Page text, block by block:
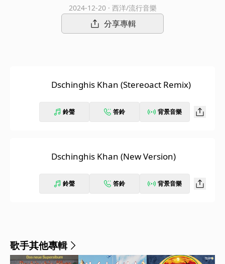
2024-12-20 · 西洋/流行音樂
分享專輯
Dschinghis Khan (Stereoact Remix)
鈴聲 答鈴 背景音樂
Dschinghis Khan (New Version)
鈴聲 答鈴 背景音樂
歌手其他專輯